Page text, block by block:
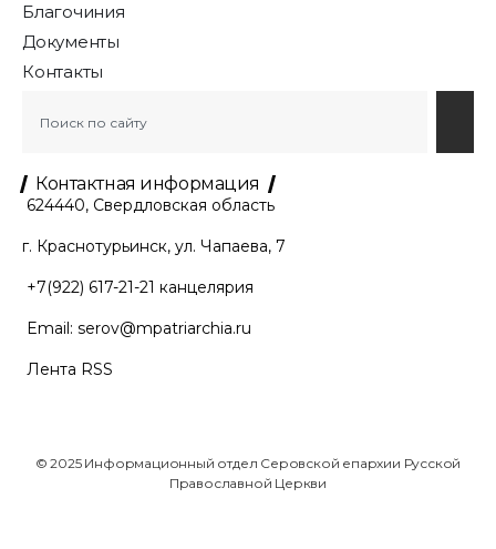
Благочиния
Документы
Контакты
Контактная информация
624440, Свердловская область
г. Краснотурьинск, ул. Чапаева, 7
+7(922) 617-21-21 канцелярия
Email: serov@mpatriarchia.ru
Лента RSS
© 2025 Информационный отдел Серовской епархии Русской
Православной Церкви